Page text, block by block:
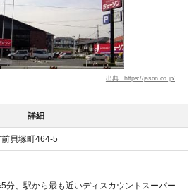
出典：https://jason.co.jp/
詳細
貝塚町464-5
分、駅から最も近いディスカウントスーパー